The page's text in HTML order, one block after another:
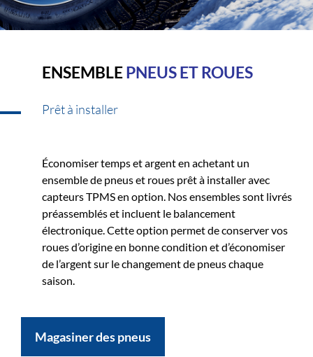
ENSEMBLEPNEUS ET ROUES
Prêt à installer
Économiser temps et argent en achetant un
ensemble de pneus et roues prêt à installer avec
capteurs TPMS en option. Nos ensembles sont livrés
préassemblés et incluent le balancement
électronique. Cette option permet de conserver vos
roues d’origine en bonne condition et d’économiser
de l’argent sur le changement de pneus chaque
saison.
Magasiner des pneus